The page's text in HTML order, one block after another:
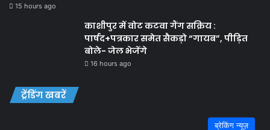
15 hours ago
काशीपुर में वोट कटवा गैंग सक्रिय :
पार्षद+पत्रकार समेत सैकड़ो “गायब”, पीड़ित
बोले- जेल भेजेंगे
16 hours ago
ट्रेंडिंग खबरें
ब्रेकिंग न्यूज़